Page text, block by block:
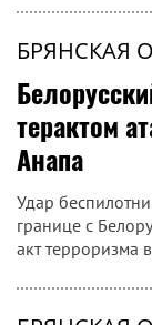
БРЯНСКАЯ
терактом
Анапа
Удар
границе с
акт терроризма